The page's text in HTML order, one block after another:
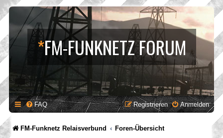
*FM-FUNKNETZ FORUM
FAQ Anmelden
Registrieren
FM-Funknetz Relaisverbund Foren-Übersicht